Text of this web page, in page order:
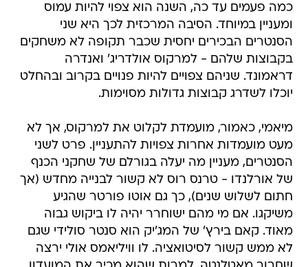
כמה פעמים עד כה, השנה הוא צפוי להיות עמוס
ומעניין במיוחד. הסיבה המרכזית לכך היא שני
הסנטרים הבכירים יחסית שכבר תקופה לא משחקים
בקבוצות שלהם - למרקוס אולדריג' ואנדרה
דראמונד. שניהם צפויים להיות פנויים בקרוב ובהחלט
יוכלו לשדרג קבוצות גדולות מסוימות.
מיאמי, כאמור, מועמדת לקלוט את למרקוס, אך לא
מעט מועמדות אחרות צפויות להתעניין. פרט לשני
הסנטרים, מעניין מה יעלה בגורלם של שחקני הכנף
של אורלנדו - טרנס רוס לא קשור לבנייה מחדש (אך
חתום לשלוש שנים), כך גם אוטו פורטר שהגיע
משיקגו. אם מי מהם ישוחרר יהיה לו ביקוש גבוה
מאוד. קאם בירץ' של המג'יק הוא סנטר סולידי שגם
לא ממש קשור לסיטואציה. לו וויליאמס אולי ירצה